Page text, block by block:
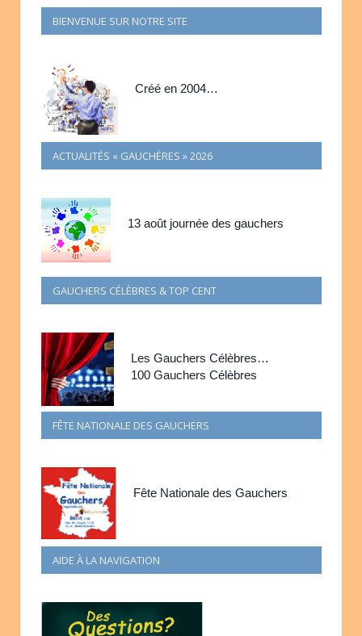
BIENVENUE SUR NOTRE SITE
Créé en 2004…
ACTUALITÉS « GAUCHÈRES » 2026
13 août journée des gauchers
GAUCHERS CÉLÈBRES & TOP CENT
Les Gauchers Célèbres…
100 Gauchers Célèbres
FÊTE NATIONALE DES GAUCHERS
Fête Nationale des Gauchers
AIDE À LA NAVIGATION